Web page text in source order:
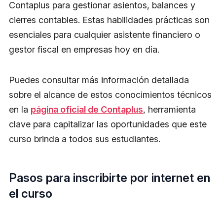
Contaplus para gestionar asientos, balances y
cierres contables. Estas habilidades prácticas son
esenciales para cualquier asistente financiero o
gestor fiscal en empresas hoy en día.
Puedes consultar más información detallada
sobre el alcance de estos conocimientos técnicos
en la página oficial de Contaplus, herramienta
clave para capitalizar las oportunidades que este
curso brinda a todos sus estudiantes.
Pasos para inscribirte por internet en
el curso